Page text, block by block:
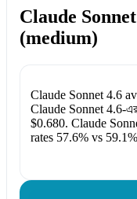
Claude
(medium)
Claude Sonnet 4.6
Claude Sonnet 4.6-
$0.680. Claude
rates 57.6%vs 59.1%